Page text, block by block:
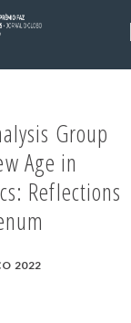
Group
Age in
Reflections
2022